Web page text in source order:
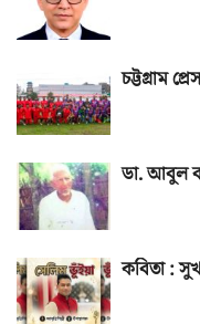
চট্টগ্রাম
ডা. আবুল
কবিতা :